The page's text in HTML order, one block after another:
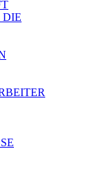
DIE